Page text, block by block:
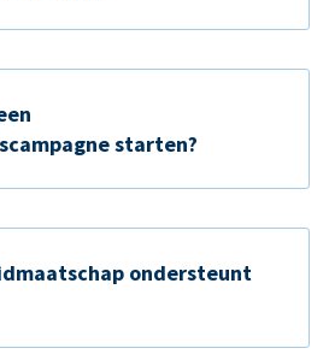
starten?
ondersteunt